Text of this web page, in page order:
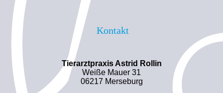
Kontakt
Tierarztpraxis Astrid Rollin
Weiße Mauer 31
06217 Merseburg